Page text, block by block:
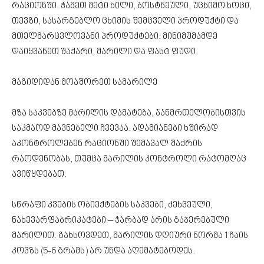
რაციონში. ჭამეთ მეტი ხილი, ბოსტნეული, უცხიმო ხოცი,
თევზი, სასარგებლო ცხიმის შემცველი პროდუქტი და
მთელმარცვლოვანი პროდუქტები. მინიმუმამდე
დაიყვანეთ შაქარი, მარილი და ფასტ ფუდი.
მაგიდიდან მოაშორეთ სამარილე
მზა საკვებზე მარილის დამატება, ჯანმრთელობისთვის
საკმაოდ მავნებელი ჩვევაა. ადამიანები ხშირად
აკონტროლებენ რაციონში შემავალ შაქრის
რაოდენობას, თუმცა მარილის კონტროლი რატომღაც
ავიწყდებათ.
სწრაფი კვების ობიექტების საკვები, ძეხვეული,
ნახევარფაბრიკატები – ჭარბად არის გაჯერებული
მარილით. გახსოვდეთ, მარილის დღიური ნორმა 1 ჩაის
კოვზს (5-6 გრამს) არ უნდა აღემატებოდეს.